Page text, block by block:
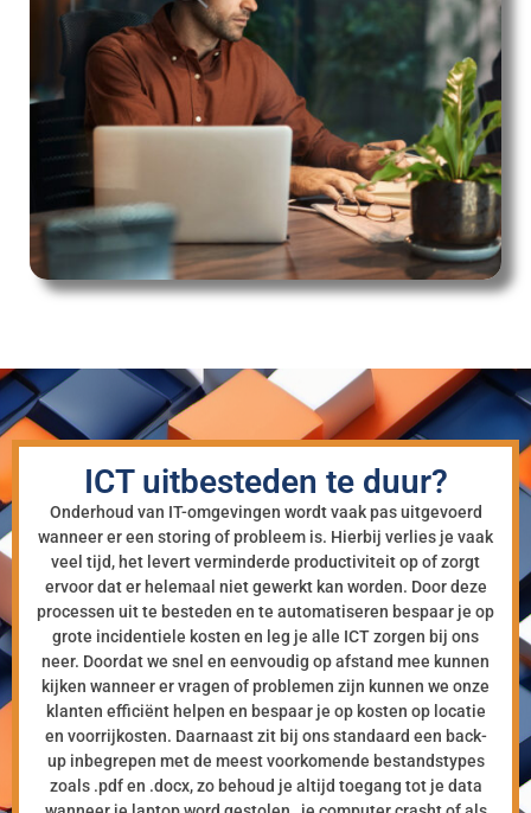
ICT uitbesteden te duur?
Onderhoud van IT-omgevingen wordt vaak pas uitgevoerd
wanneer er een storing of probleem is. Hierbij verlies je vaak
veel tijd, het levert verminderde productiviteit op of zorgt
ervoor dat er helemaal niet gewerkt kan worden. Door deze
processen uit te besteden en te automatiseren bespaar je op
grote incidentiele kosten en leg je alle ICT zorgen bij ons
neer. Doordat we snel en eenvoudig op afstand mee kunnen
kijken wanneer er vragen of problemen zijn kunnen we onze
klanten efficiënt helpen en bespaar je op kosten op locatie
en voorrijkosten. Daarnaast zit bij ons standaard een back-
up inbegrepen met de meest voorkomende bestandstypes
zoals .pdf en .docx, zo behoud je altijd toegang tot je data